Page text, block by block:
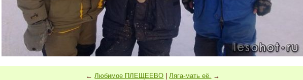
←Любимое ПЛЕЩЕЕВО |Ляга-мать её. →